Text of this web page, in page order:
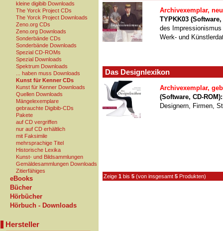
kleine digibib Downloads
The Yorck Project CDs
The Yorck Project Downloads
Zeno.org CDs
Zeno.org Downloads
Sonderbände CDs
Sonderbände Downloads
Spezial CD-ROMs
Spezial Downloads
Spektrum Downloads
... haben muss Downloads
Kunst für Kenner CDs
Kunst für Kenner Downloads
Quellen Downloads
Mängelexemplare
gebrauchte Digibib-CDs
Pakete
auf CD vergriffen
nur auf CD erhältlich
mit Faksimile
mehrsprachige Titel
Historische Lexika
Kunst- und Bildsammlungen
Gemäldesammlungen Downloads
Zitierfähiges
eBooks
Bücher
Hörbücher
Hörbuch - Downloads
Hersteller
Archivexemplar,
TYPKK03 (Software,
des
Werk- und
Das Designlexikon
Archivexemplar,
(Software, CD-
Designern, Firmen,
Zeige 1 bis 5 (von insgesamt 5 Produkten)